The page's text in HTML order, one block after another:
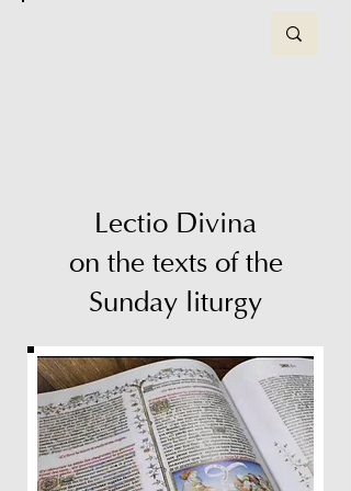
Lectio Divina
on the texts of the
Sunday liturgy